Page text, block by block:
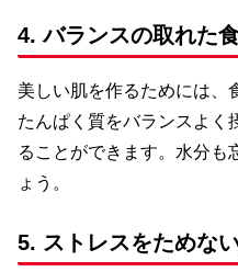
4. バランスの取れた
美しい肌を作るためには、
たんぱく質をバランスよく
ることができます。水分も
ょう。
5. ストレスをためな